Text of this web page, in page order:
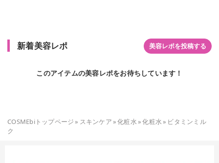
新着美容レポ 美容レポを投稿する
このアイテムの美容レポをお待ちしています！
COSMEbiトップページ» スキンケア»化粧水»化粧水» ビタミンミル
ク